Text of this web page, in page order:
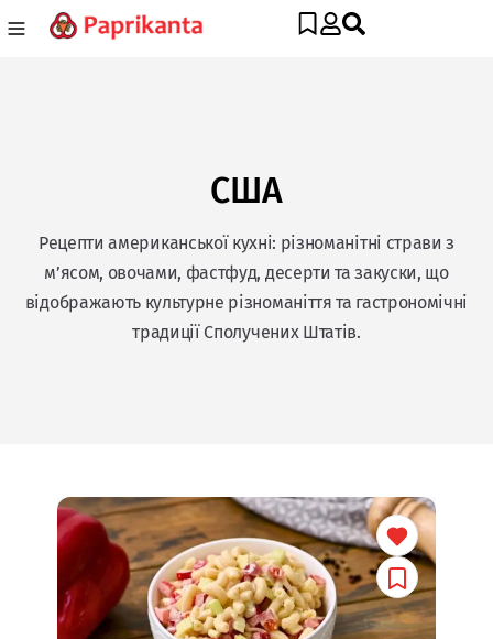
США
Рецепти американської кухні: різноманітні страви з
м’ясом, овочами, фастфуд, десерти та закуски, що
відображають культурне різноманіття та гастрономічні
традиції Сполучених Штатів.